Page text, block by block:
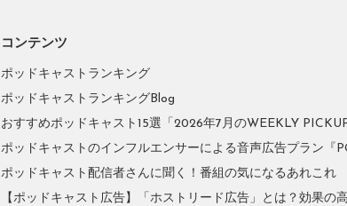
コンテンツ
ポッドキャストランキング
ポッドキャストランキングBlog
おすすめポッドキャスト15選「2026年7月のWEEKLY PICKUP
ポッドキャストのインフルエンサーによる音声広告プラン『
ポッドキャスト配信者さんに聞く！番組の気になるあれこれ
【ポッドキャスト広告】「ホストリード広告」とは？効果の